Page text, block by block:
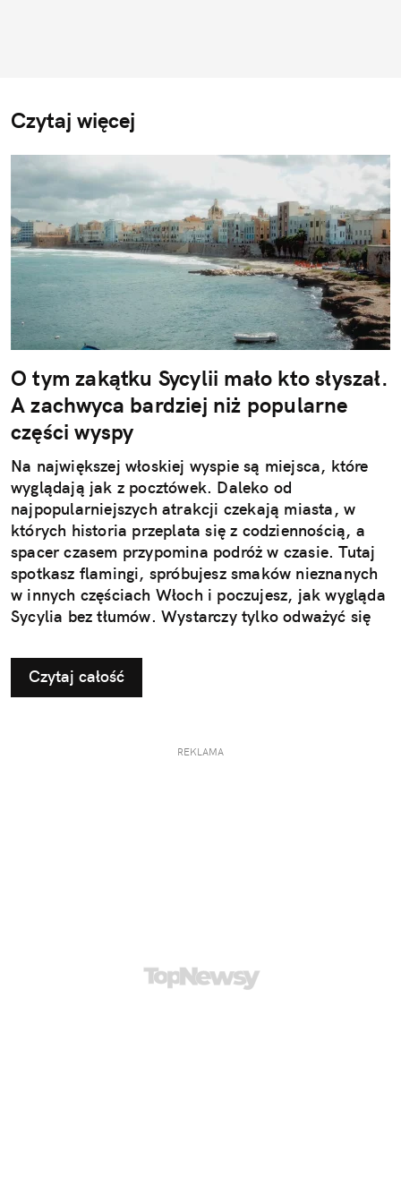
Czytaj więcej
O tym zakątku Sycylii mało kto słyszał.
A zachwyca bardziej niż popularne
części wyspy
Na największej włoskiej wyspie są miejsca, które
wyglądają jak z pocztówek. Daleko od
najpopularniejszych atrakcji czekają miasta, w
których historia przeplata się z codziennością, a
spacer czasem przypomina podróż w czasie. Tutaj
spotkasz flamingi, spróbujesz smaków nieznanych
w innych częściach Włoch i poczujesz, jak wygląda
Sycylia bez tłumów. Wystarczy tylko odważyć się
Czytaj całość
REKLAMA